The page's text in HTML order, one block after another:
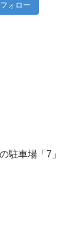
ォロー
駐車場「7」